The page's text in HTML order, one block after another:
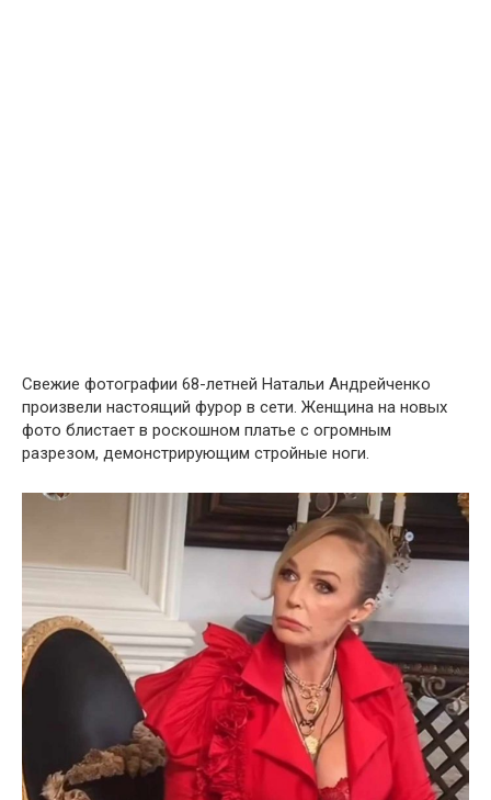
Свежие фотографии 68-летней Натальи Андрейченко
произвели настоящий фурор в сети. Женщина на новых
фото блистает в роскошном платье с огромным
разрезом, демонстрирующим стройные ноги.